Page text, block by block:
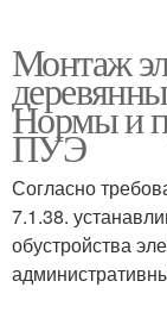
доме
Монтаж
Нормы и
ПУЭ
Согласно
7.1.38.
обустройства